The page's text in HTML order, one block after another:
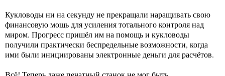
Кукловоды ни на секунду не прекращали наращивать свою
финансовую мощь для усиления тотального контроля над
миром. Прогресс пришёл им на помощь и кукловоды
получили практически беспредельные возможности, когда
ими были инициированы электронные деньги для расчётов.